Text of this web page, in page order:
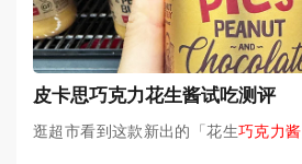
皮卡思巧克力花生酱试吃测评
逛超市看到这款新出的「花生巧克力酱